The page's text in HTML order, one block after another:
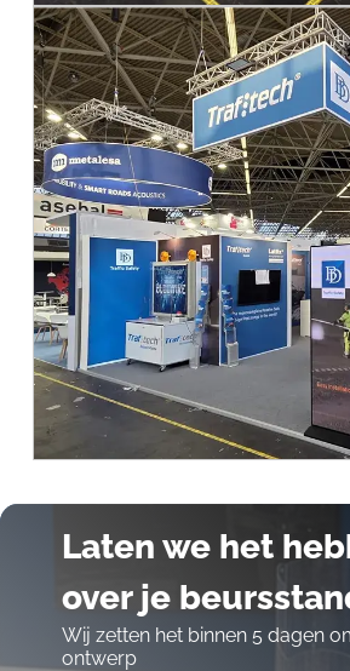
Laten we het
over je
Wij zetten het binnen 5 dagen
ontwerp